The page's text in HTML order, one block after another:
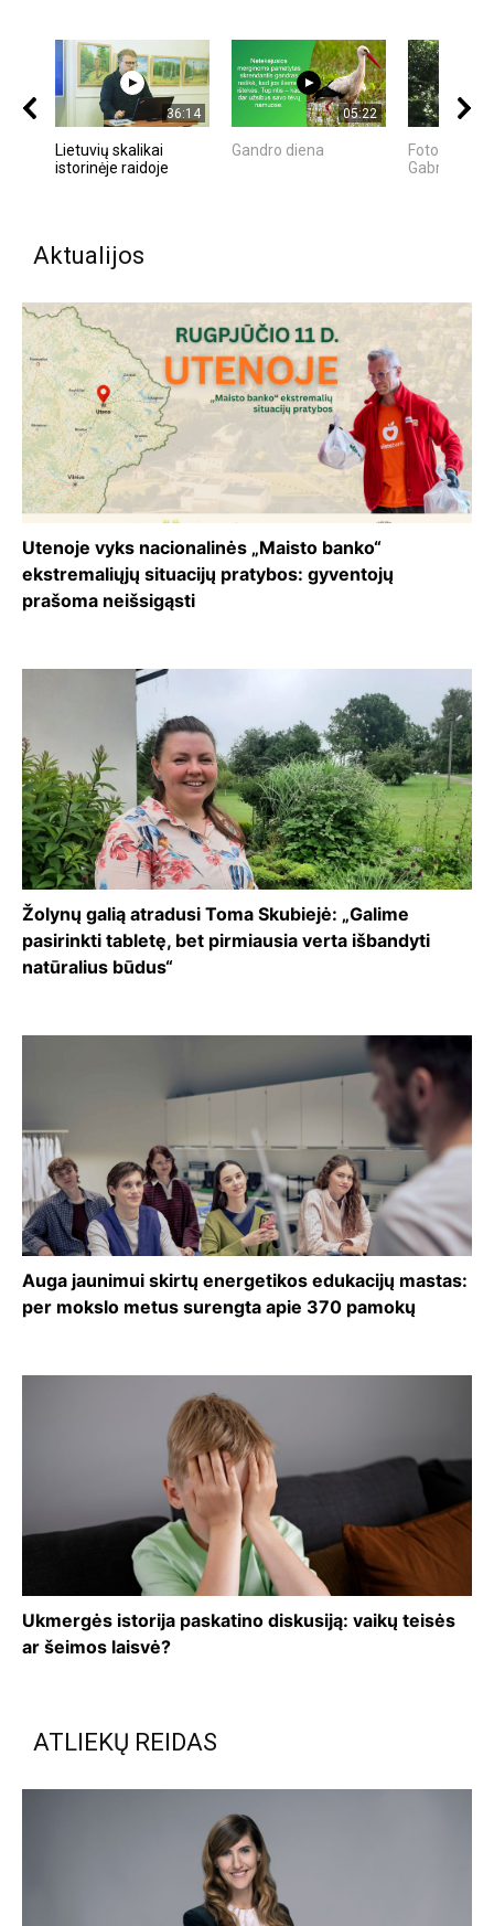
36:14
Lietuvių skalikai
istorinėje raidoje
05:22
Gandro diena
Gabrielius
Aktualijos
Utenoje vyks nacionalinės „Maisto banko“
ekstremaliųjų situacijų pratybos: gyventojų
prašoma neišsigąsti
Žolynų galią atradusi Toma Skubiejė: „Galime
pasirinkti tabletę, bet pirmiausia verta išbandyti
natūralius būdus“
Auga jaunimui skirtų energetikos edukacijų mastas:
per mokslo metus surengta apie 370 pamokų
Ukmergės istorija paskatino diskusiją: vaikų teisės
ar šeimos laisvė?
ATLIEKŲ REIDAS